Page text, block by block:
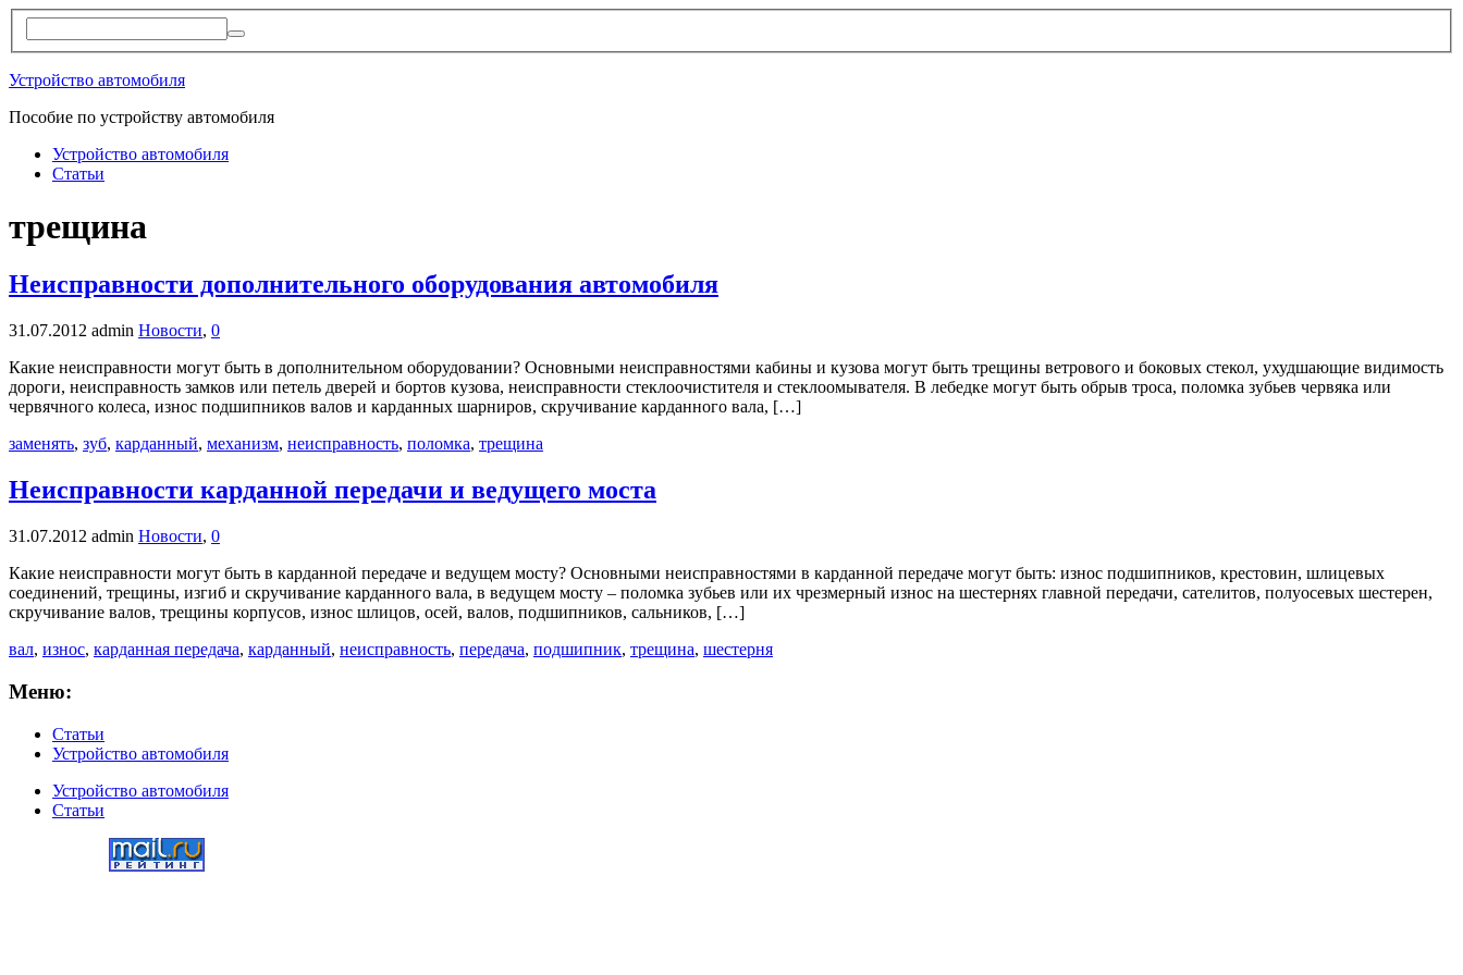
Устройство автомобиля
Пособие по устройству автомобиля
Устройство автомобиля
Статьи
трещина
Неисправности дополнительного оборудования автомобиля
31.07.2012 admin Новости, 0
Какие неисправности могут быть в дополнительном оборудовании? Основными неисправностями кабины и кузова могут быть трещины ветрового и боковых стекол, ухудшающие видимость
дороги, неисправность замков или петель дверей и бортов кузова, неисправности стеклоочистителя и стеклоомывателя. В лебедке могут быть обрыв троса, поломка зубьев червяка или
червячного колеса, износ подшипников валов и карданных шарниров, скручивание карданного вала, […]
заменять, зуб, карданный, механизм, неисправность, поломка, трещина
Неисправности карданной передачи и ведущего моста
31.07.2012 admin Новости, 0
Какие неисправности могут быть в карданной передаче и ведущем мосту? Основными неисправностями в карданной передаче могут быть: износ подшипников, крестовин, шлицевых
соединений, трещины, изгиб и скручивание карданного вала, в ведущем мосту – поломка зубьев или их чрезмерный износ на шестернях главной передачи, сателитов, полуосевых шестерен,
скручивание валов, трещины корпусов, износ шлицов, осей, валов, подшипников, сальников, […]
вал, износ, карданная передача, карданный, неисправность, передача, подшипник, трещина, шестерня
Меню:
Статьи
Устройство автомобиля
Устройство автомобиля
Статьи